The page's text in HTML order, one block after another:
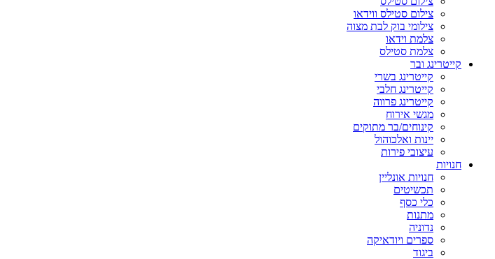
צילום סטילס ווידאו
צילומי בוק לבת מצוה
צלמת וידאו
צלמת סטילס
קייטרינג ובר
קייטרינג בשרי
קייטרינג חלבי
קייטרינג פרווה
מגשי אירוח
קינוחים/בר מתוקים
יינות ואלכוהול
עיצובי פירות
חנויות
חנויות אונליין
תכשיטים
כלי כסף
מתנות
נדוניה
ספרים ויודאיקה
ביגוד